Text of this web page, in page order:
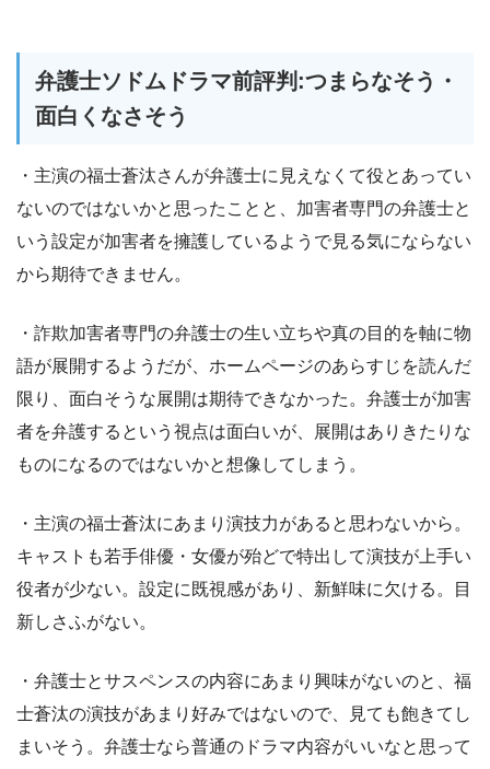
弁護士ソドムドラマ前評判:つまらなそう・
面白くなさそう
・主演の福士蒼汰さんが弁護士に見えなくて役とあってい
ないのではないかと思ったことと、加害者専門の弁護士と
いう設定が加害者を擁護しているようで見る気にならない
から期待できません。
・詐欺加害者専門の弁護士の生い立ちや真の目的を軸に物
語が展開するようだが、ホームページのあらすじを読んだ
限り、面白そうな展開は期待できなかった。弁護士が加害
者を弁護するという視点は面白いが、展開はありきたりな
ものになるのではないかと想像してしまう。
・主演の福士蒼汰にあまり演技力があると思わないから。
キャストも若手俳優・女優が殆どで特出して演技が上手い
役者が少ない。設定に既視感があり、新鮮味に欠ける。目
新しさふがない。
・弁護士とサスペンスの内容にあまり興味がないのと、福
士蒼汰の演技があまり好みではないので、見ても飽きてし
まいそう。弁護士なら普通のドラマ内容がいいなと思って